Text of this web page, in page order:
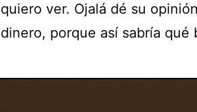
quiero ver. Ojalá dé su
dinero, porque así sabría qué